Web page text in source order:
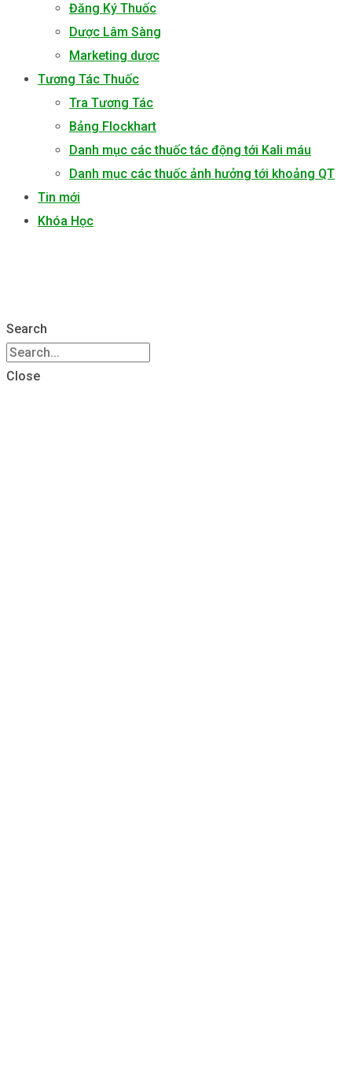
Đăng Ký Thuốc
Dược Lâm Sàng
Marketing dược
Tương Tác Thuốc
Tra Tương Tác
Bảng Flockhart
Danh mục các thuốc tác động tới Kali máu
Danh mục các thuốc ảnh hưởng tới khoảng QT
Tin mới
Khóa Học
Search
Close